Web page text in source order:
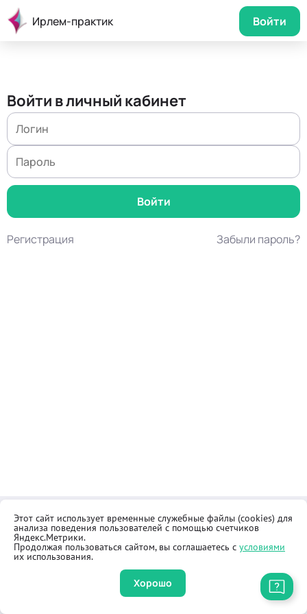
Ирлем-практик Войти
Войти в личный кабинет
Регистрация Забыли пароль?
Контакты
Как купить
Общественная приёмная
Реквизиты
Оферта
Правила продажи товаров
Этот сайт использует временные служебные файлы (cookies) для
анализа поведения пользователей с помощью счетчиков
Яндекс.Метрики.
Продолжая пользоваться сайтом, вы соглашаетесь с условиями
их использования.
Хорошо